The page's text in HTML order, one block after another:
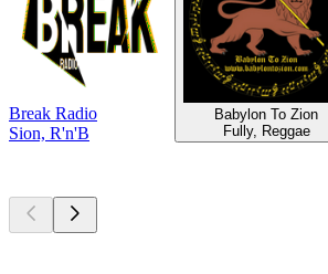
Break Radio
Sion, R'n'B
Babylon To Zion
Fully, Reggae